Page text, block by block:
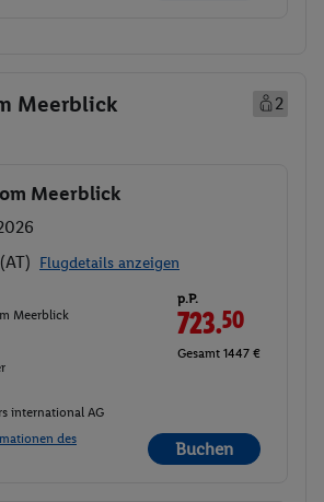
Meerblick
2
Meerblick
Flugdetails anzeigen
Meerblick
p.P.
723.50
Gesamt 1447 €
international AG
des
Buchen